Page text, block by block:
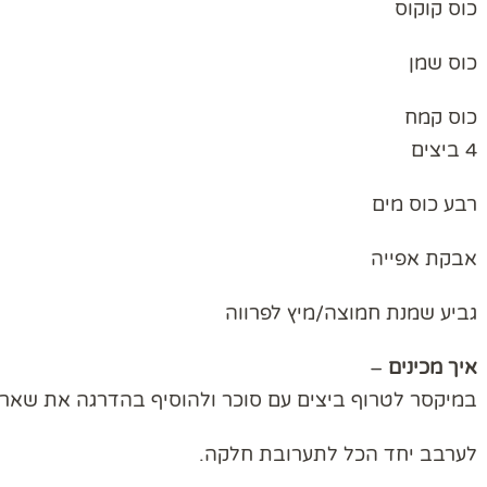
כוס קוקוס
כוס שמן
כוס קמח
4 ביצים
רבע כוס מים
אבקת אפייה
גביע שמנת חמוצה/מיץ לפרווה
איך מכינים –
במיקסר לטרוף ביצים עם סוכר ולהוסיף בהדרגה את
לערבב יחד הכל לתערובת חלקה.